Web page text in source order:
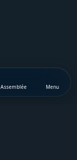
Assemblée Menu